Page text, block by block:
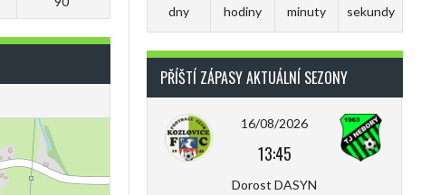
dny hodiny minuty sekundy
PŘÍŠTÍ ZÁPASY AKTUÁLNÍ SEZONY
16/08/2026
13:45
Dorost DASYN